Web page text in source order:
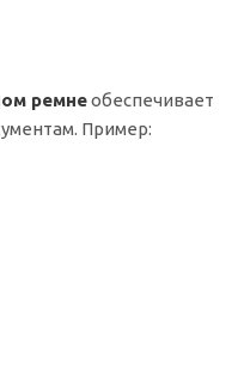
ремнеобеспечивает
Пример: